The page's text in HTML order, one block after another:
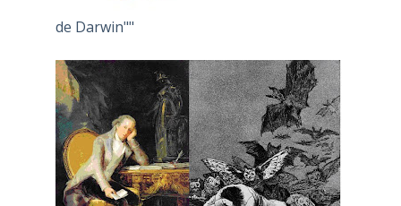
de Darwin""